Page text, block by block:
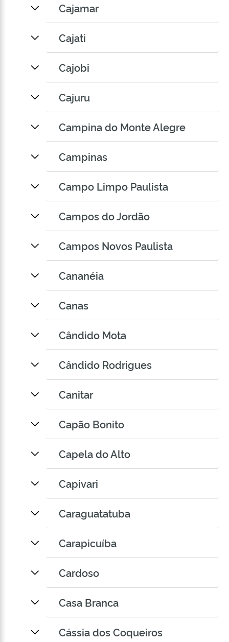
Cajamar
Cajati
Cajobi
Cajuru
Campina do Monte Alegre
Campinas
Campo Limpo Paulista
Campos do Jordão
Campos Novos Paulista
Cananéia
Canas
Cândido Mota
Cândido Rodrigues
Canitar
Capão Bonito
Capela do Alto
Capivari
Caraguatatuba
Carapicuíba
Cardoso
Casa Branca
Cássia dos Coqueiros